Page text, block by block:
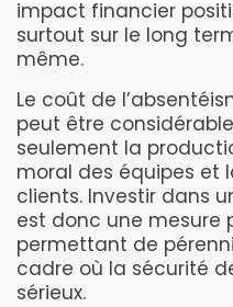
impact financier
surtout sur le long
même.
Le coût de
peut être
seulement la
moral des équipes et
clients. Investir dans
est donc une mesure
permettant de
cadre où la sécurité
sérieux.